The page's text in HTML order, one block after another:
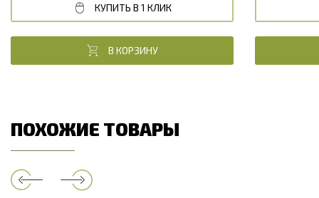
КУПИТЬ В 1 КЛИК
В КОРЗИНУ
ПОХОЖИЕ ТОВАРЫ